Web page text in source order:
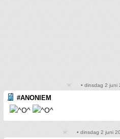
• dinsdag 2 juni
#ANONIEM
• dinsdag 2 juni